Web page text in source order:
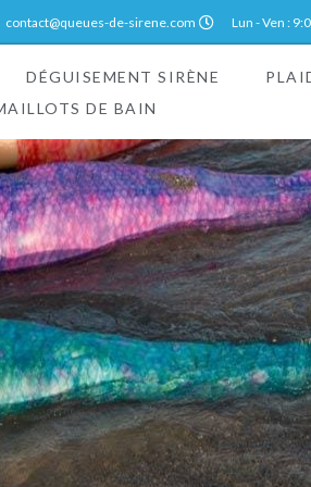
contact@queues-de-sirene.com Lun - Ven :
DÉGUISEMENT SIRÈNE
DE BAIN